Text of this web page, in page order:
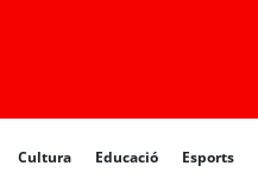
Cultura Educació Esports